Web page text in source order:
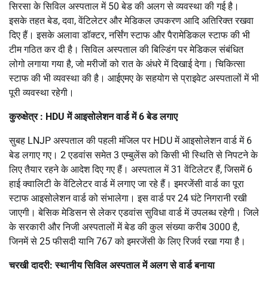
सिरसा के सिविल अस्पताल में 50 बेड की अलग से व्यवस्था की गई है।
इसके तहत बेड, दवा, वेंटिलेटर और मेडिकल उपकरण आदि अतिरिक्त रखवा
दिए हैं। इसके अलावा डॉक्टर, नर्सिंग स्टाफ और पैरामेडिकल स्टाफ की भी
टीम गठित कर दी है। सिविल अस्पताल की बिल्डिंग पर मेडिकल संबंधित
लोगो लगाया गया है, जो मरीजों को रात के अंधरे में दिखाई देगा। चिकित्सा
स्टाफ की भी व्यवस्था की है। आईएमए के सहयोग से प्राइवेट अस्पतालों में भी
पूरी व्यवस्था रहेगी।
कुरुक्षेत्र : HDU में आइसोलेशन वार्ड में 6 बेड लगाए
सुबह LNJP अस्पताल की पहली मंजिल पर HDU में आइसोलेशन वार्ड में 6
बेड लगाए गए। 2 एडवांस समेत 3 एम्बुलेंस को किसी भी स्थिति से निपटने के
लिए तैयार रहने के आदेश दिए गए हैं। अस्पताल में 31 वेंटिलेटर हैं, जिसमें 6
हाई क्वालिटी के वेंटिलेटर वार्ड में लगाए जा रहे हैं। इमरजेंसी वार्ड का पूरा
स्टाफ आइसोलेशन वार्ड को संभालेगा। इस वार्ड पर 24 घंटे निगरानी रखी
जाएगी। बेसिक मेडिसन से लेकर एडवांस सुविधा वार्ड में उपलब्ध रहेगी। जिले
के सरकारी और निजी अस्पतालों में बेड की कुल संख्या करीब 3000 है,
जिनमें से 25 फीसदी यानि 767 को इमरजेंसी के लिए रिजर्व रखा गया है।
चरखी दादरी: स्थानीय सिविल अस्पताल में अलग से वार्ड बनाया